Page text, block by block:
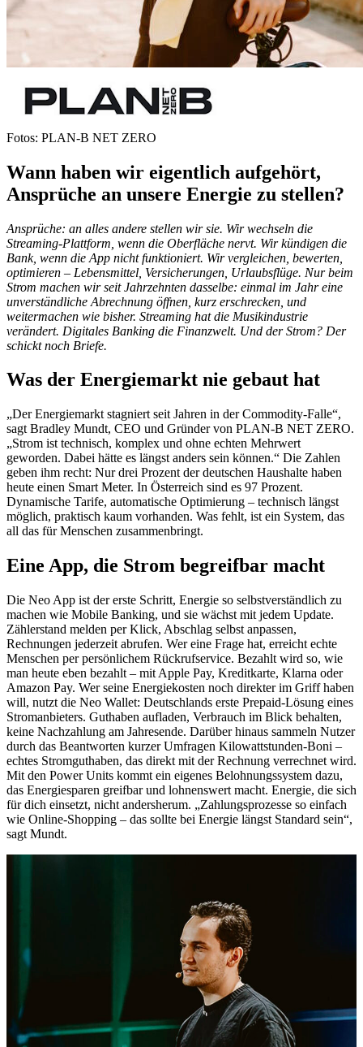
Fotos: PLAN-B NET ZERO
Wann haben wir eigentlich aufgehört,
Ansprüche an unsere Energie zu stellen?
Ansprüche: an alles andere stellen wir sie. Wir wechseln die
Streaming-Plattform, wenn die Oberfläche nervt. Wir kündigen die
Bank, wenn die App nicht funktioniert. Wir vergleichen, bewerten,
optimieren – Lebensmittel, Versicherungen, Urlaubsflüge. Nur beim
Strom machen wir seit Jahrzehnten dasselbe: einmal im Jahr eine
unverständliche Abrechnung öffnen, kurz erschrecken, und
weitermachen wie bisher. Streaming hat die Musikindustrie
verändert. Digitales Banking die Finanzwelt. Und der Strom? Der
schickt noch Briefe.
Was der Energiemarkt nie gebaut hat
„Der Energiemarkt stagniert seit Jahren in der Commodity-Falle“,
sagt Bradley Mundt, CEO und Gründer von PLAN-B NET ZERO.
„Strom ist technisch, komplex und ohne echten Mehrwert
geworden. Dabei hätte es längst anders sein können.“ Die Zahlen
geben ihm recht: Nur drei Prozent der deutschen Haushalte haben
heute einen Smart Meter. In Österreich sind es 97 Prozent.
Dynamische Tarife, automatische Optimierung – technisch längst
möglich, praktisch kaum vorhanden. Was fehlt, ist ein System, das
all das für Menschen zusammenbringt.
Eine App, die Strom begreifbar macht
Die Neo App ist der erste Schritt, Energie so selbstverständlich zu
machen wie Mobile Banking, und sie wächst mit jedem Update.
Zählerstand melden per Klick, Abschlag selbst anpassen,
Rechnungen jederzeit abrufen. Wer eine Frage hat, erreicht echte
Menschen per persönlichem Rückrufservice. Bezahlt wird so, wie
man heute eben bezahlt – mit Apple Pay, Kreditkarte, Klarna oder
Amazon Pay. Wer seine Energiekosten noch direkter im Griff haben
will, nutzt die Neo Wallet: Deutschlands erste Prepaid-Lösung eines
Stromanbieters. Guthaben aufladen, Verbrauch im Blick behalten,
keine Nachzahlung am Jahresende. Darüber hinaus sammeln Nutzer
durch das Beantworten kurzer Umfragen Kilowattstunden-Boni –
echtes Stromguthaben, das direkt mit der Rechnung verrechnet wird.
Mit den Power Units kommt ein eigenes Belohnungssystem dazu,
das Energiesparen greifbar und lohnenswert macht. Energie, die sich
für dich einsetzt, nicht andersherum. „Zahlungsprozesse so einfach
wie Online-Shopping – das sollte bei Energie längst Standard sein“,
sagt Mundt.